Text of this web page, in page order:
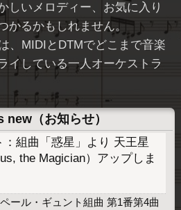
しいメロディー、お気に入り
かるかもしれません。
、MIDIとDTMでどこまで音楽
イしている一人オーケストラ
new（お知らせ）
：組曲「惑星」より 天王星
the Magician）アップしま
ール・ギュント組曲 第1番第4曲